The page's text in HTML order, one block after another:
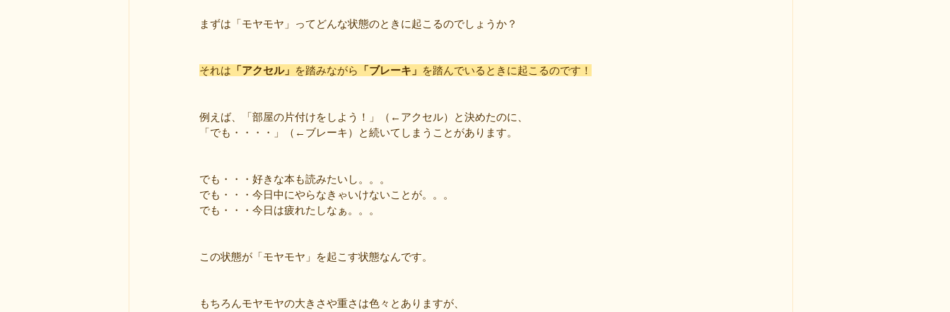
まずは「モヤモヤ」ってどんな状態のときに起こるのでしょうか？
それは 「アクセル」 を踏みながら 「ブレーキ」 を踏んでいるときに起こるのです！
例えば、「部屋の片付けをしよう！」（←アクセル）と決めたのに、
「でも・・・・」（←ブレーキ）と続いてしまうことがあります。
でも・・・好きな本も読みたいし。。。
でも・・・今日中にやらなきゃいけないことが。。。
でも・・・今日は疲れたしなぁ。。。
この状態が「モヤモヤ」を起こす状態なんです。
もちろんモヤモヤの大きさや重さは色々とありますが、